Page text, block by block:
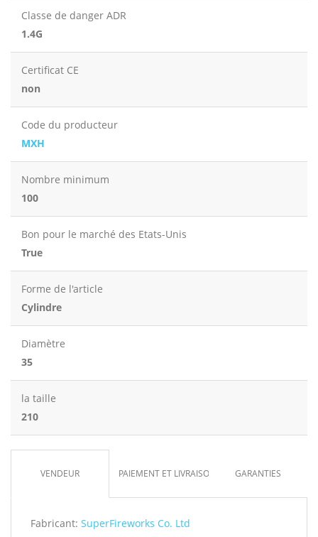
Classe de danger ADR
1.4G
Certificat CE
non
Code du producteur
MXH
Nombre minimum
100
Bon pour le marché des Etats-Unis
True
Forme de l'article
Cylindre
Diamètre
35
la taille
210
VENDEUR PAIEMENT ET LIVRAISON GARANTIES
Fabricant: SuperFireworks Co. Ltd